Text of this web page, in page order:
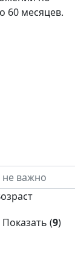
60 месяцев.
Показать (9)